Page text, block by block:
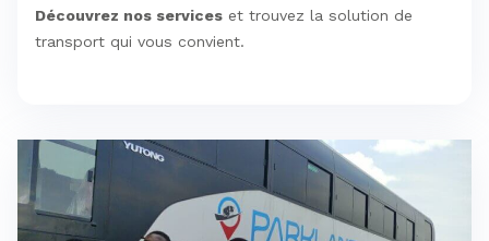
Découvrez nos services et trouvez la solution de
transport qui vous convient.